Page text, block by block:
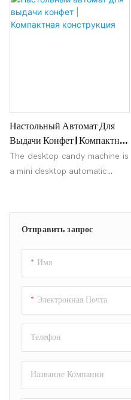
Отправить запрос
Имя
Электронная Почта
Телефон
Название Компании
Настольный Автомат Для
Выдачи Конфет | Компактная
Конструкция
The desktop candy machine is
a mini desktop automatic
entertainment spaces